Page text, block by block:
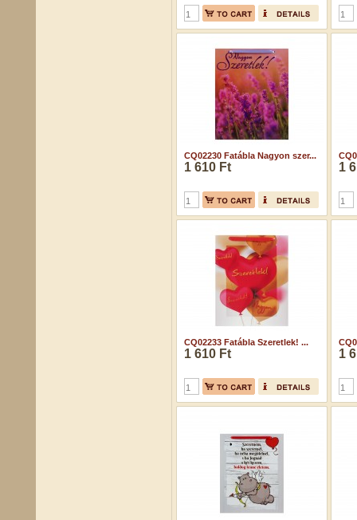
CQ02230 Fatábla Nagyon szer...
1 610 Ft 1
CQ02233 Fatábla Szeretlek! ...
1 610 Ft 1